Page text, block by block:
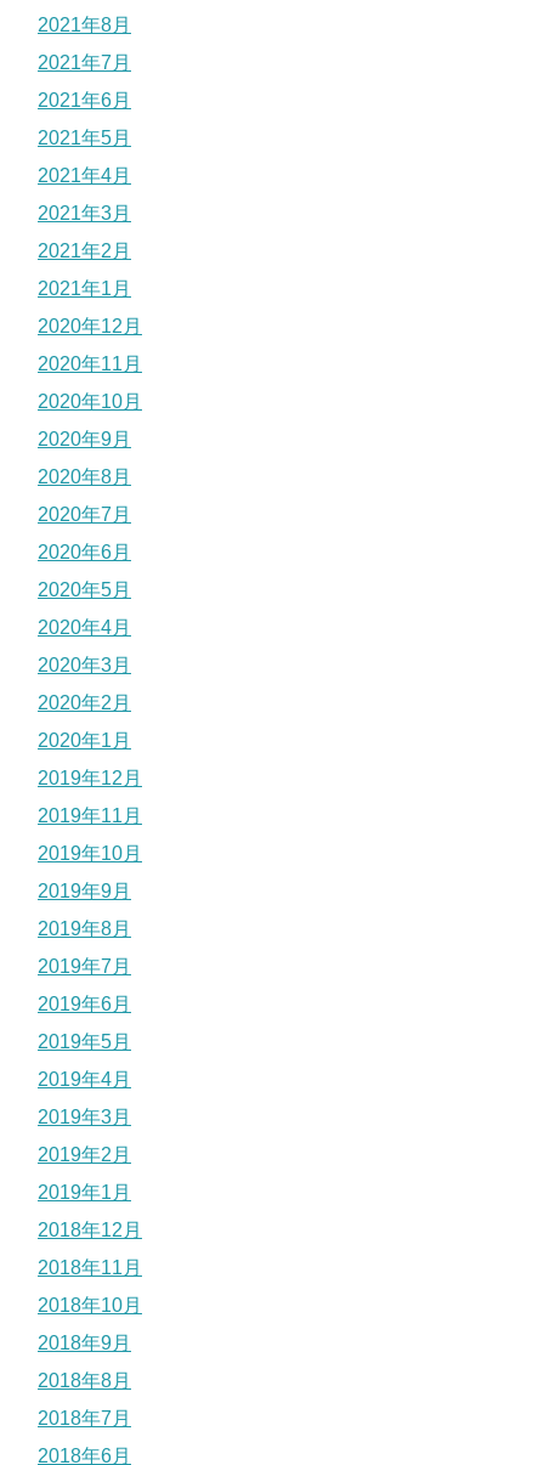
2021年8月
2021年7月
2021年6月
2021年5月
2021年4月
2021年3月
2021年2月
2021年1月
2020年12月
2020年11月
2020年10月
2020年9月
2020年8月
2020年7月
2020年6月
2020年5月
2020年4月
2020年3月
2020年2月
2020年1月
2019年12月
2019年11月
2019年10月
2019年9月
2019年8月
2019年7月
2019年6月
2019年5月
2019年4月
2019年3月
2019年2月
2019年1月
2018年12月
2018年11月
2018年10月
2018年9月
2018年8月
2018年7月
2018年6月